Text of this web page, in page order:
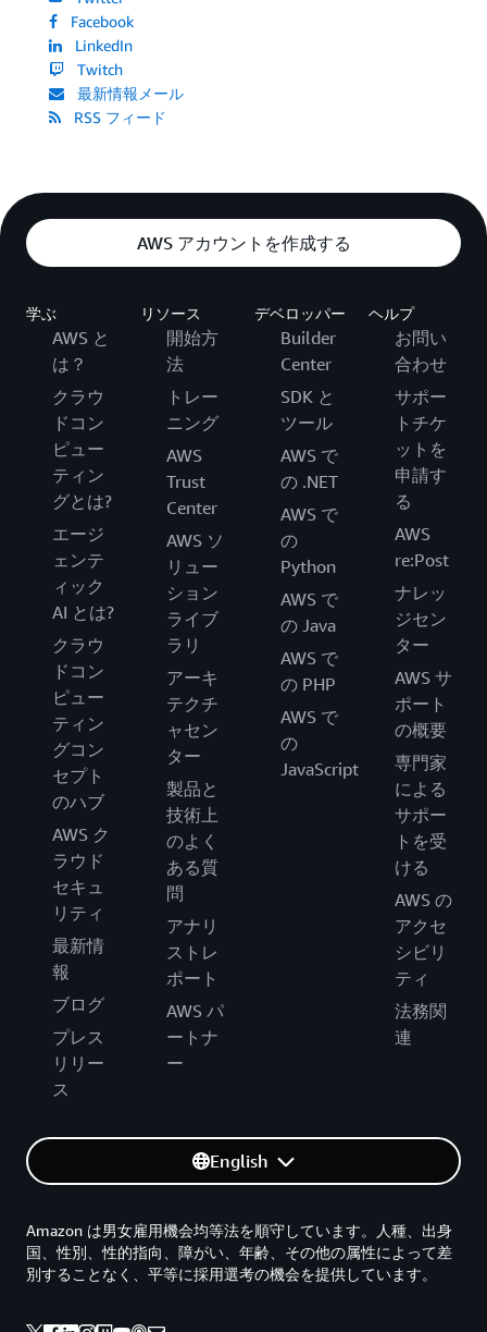
Facebook
LinkedIn
Twitch
最新情報メール
RSS フィード
AWS アカウントを作成する
学ぶ
AWS と
は？
クラウ
ドコン
ピュー
ティン
グとは?
エージ
ェンテ
ィック
AI とは?
クラウ
ドコン
ピュー
ティン
グコン
セプト
のハブ
AWS ク
ラウド
セキュ
リティ
最新情
報
ブログ
プレス
リリー
ス
リソース
開始方
法
トレー
ニング
AWS
Trust
Center
AWS ソ
リュー
ション
ライブ
ラリ
アーキ
テクチ
ャセン
ター
製品と
技術上
のよく
ある質
問
アナリ
ストレ
ポート
AWS パ
ートナ
ー
デベロッパー
Builder
Center
SDK と
ツール
AWS で
の .NET
AWS で
の
Python
AWS で
の Java
AWS で
の PHP
AWS で
の
JavaScript
ヘルプ
お問い
合わせ
サポー
トチケ
ットを
申請す
る
AWS
re:Post
ナレッ
ジセン
ター
AWS サ
ポート
の概要
専門家
による
サポー
トを受
ける
AWS の
アクセ
シビリ
ティ
法務関
連
English
Amazon は男女雇用機会均等法を順守しています。人種、出身
国、性別、性的指向、障がい、年齢、その他の属性によって差
別することなく、平等に採用選考の機会を提供しています。